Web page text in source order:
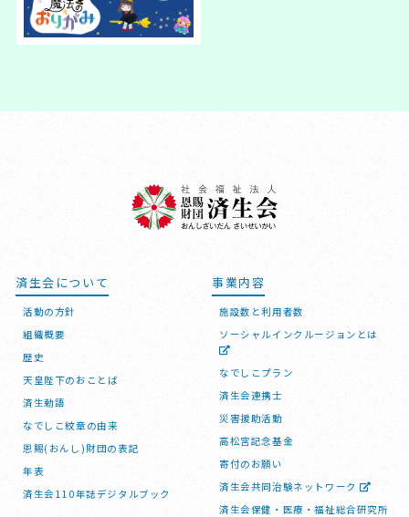
済生会について
活動の方針
組織概要
歴史
天皇陛下のおことば
済生勅語
なでしこ紋章の由来
恩賜(おんし)財団の表記
年表
済生会110年誌デジタルブック
事業内容
施設数と利用者数
ソーシャルインクルージョンとは
なでしこプラン
済生会連携士
災害援助活動
高松宮記念基金
寄付のお願い
済生会共同治験ネットワーク
済生会保健・医療・福祉総合研究所